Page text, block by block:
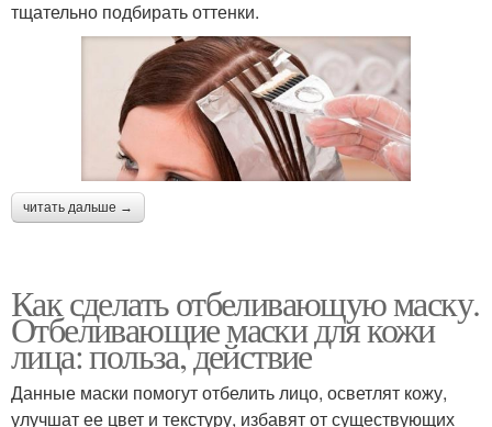
тщательно подбирать оттенки.
читать дальше →
Как сделать отбеливающую маску.
Отбеливающие маски для кожи
лица: польза, действие
Данные маски помогут отбелить лицо, осветлят кожу,
улучшат ее цвет и текстуру, избавят от существующих